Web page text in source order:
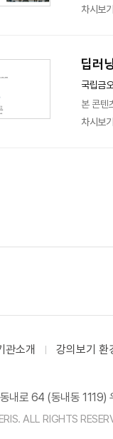
차시보기
딥러
국립금
본 콘텐
차시보기
관소개 강의보기 환
내로 64 (동내동 1119)
ALL RIGHTS